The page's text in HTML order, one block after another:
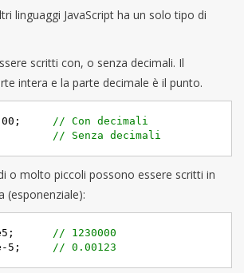
linguaggi JavaScript ha un solo tipo di
scritti con, o senza decimali. Il
intera e la parte decimale è il punto.
; // Con decimali
// Senza decimali
o molto piccoli possono essere scritti in
(esponenziale):
; // 1230000
5 ; // 0.00123